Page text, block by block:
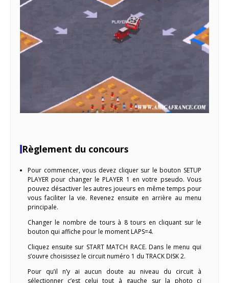
Règlement du concours
Pour commencer, vous devez cliquer sur le bouton SETUP
PLAYER pour changer le PLAYER 1 en votre pseudo. Vous
pouvez désactiver les autres joueurs en même temps pour
vous faciliter la vie. Revenez ensuite en arrière au menu
principale.
Changer le nombre de tours à 8 tours en cliquant sur le
bouton qui affiche pour le moment LAPS=4.
Cliquez ensuite sur START MATCH RACE. Dans le menu qui
s’ouvre choisissez le circuit numéro 1 du TRACK DISK 2.
Pour qu’il n’y ai aucun doute au niveau du circuit à
sélectionner c’est celui tout à gauche sur la photo ci